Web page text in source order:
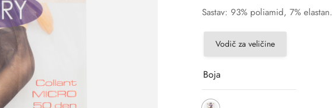
Sastav: 93% poliamid, 7% elastan.
Vodič za veličine
Boja